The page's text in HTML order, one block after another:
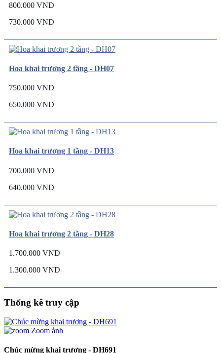
800.000 VND
730.000 VND
Hoa khai trương 2 tầng - DH07
750.000 VND
650.000 VND
Hoa khai trương 1 tầng - DH13
700.000 VND
640.000 VND
Hoa khai trương 2 tầng - DH28
1.700.000 VND
1.300.000 VND
Thống kê truy cập
Zoom ảnh
Chúc mừng khai trương - DH691